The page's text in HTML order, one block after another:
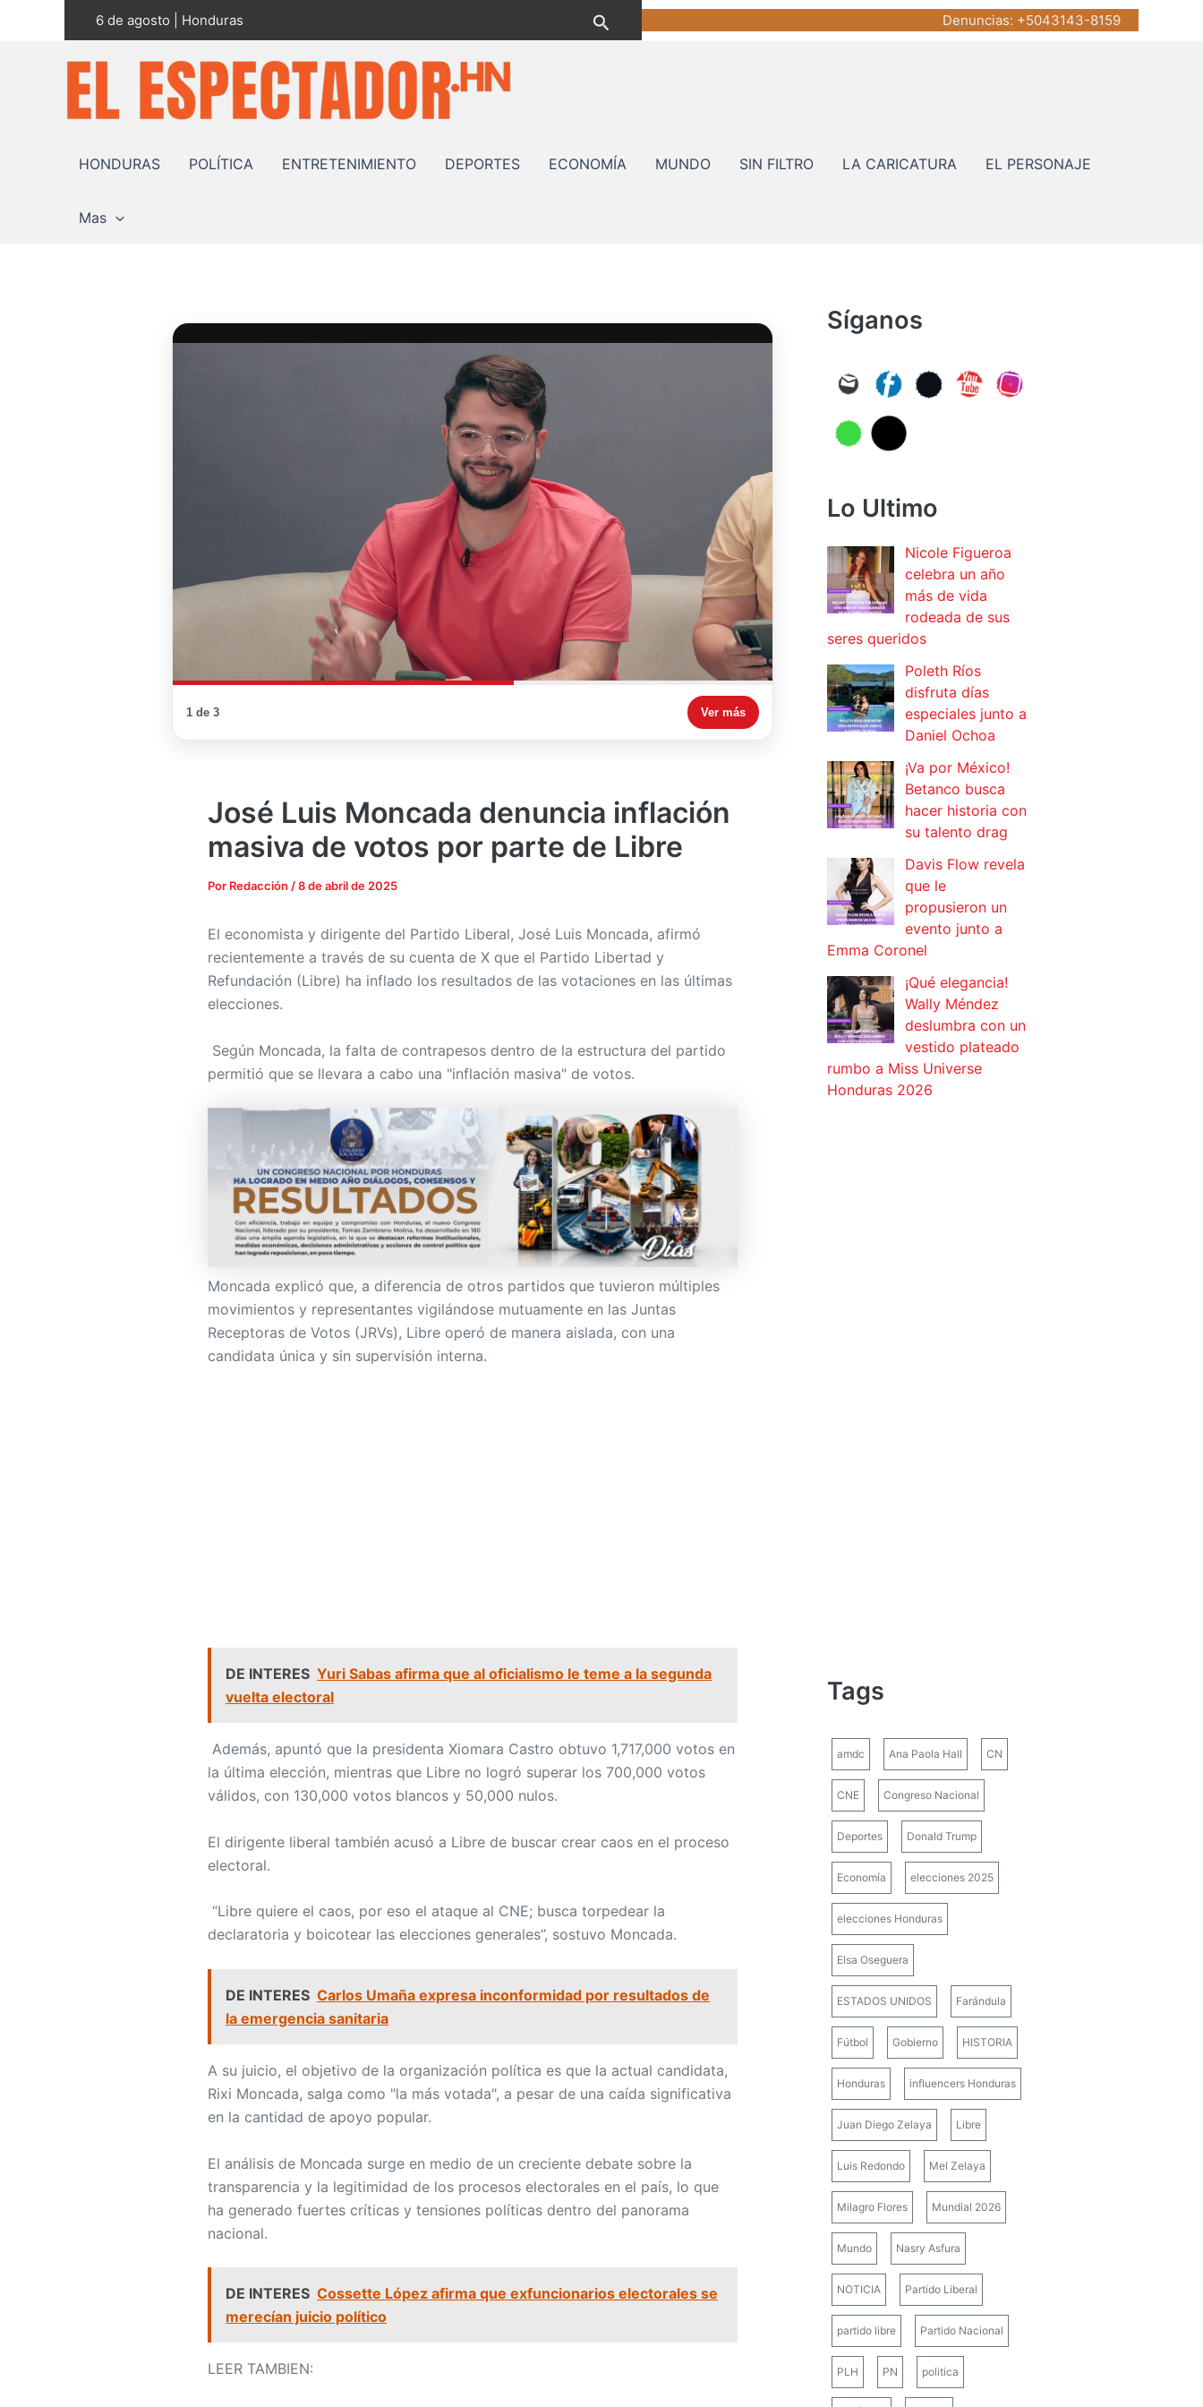
6 de agosto | Honduras Buscar Denuncias: +5043143-8159
HONDURAS POLÍTICA ENTRETENIMIENTO DEPORTES ECONOMÍA MUNDO SIN FILTRO LA CARICATURA EL PERSONAJE
Mas
1 de 3 Ver más
José Luis Moncada denuncia inflación
masiva de votos por parte de Libre
Por Redacción /8 de abril de 2025
El economista y dirigente del Partido Liberal, José Luis Moncada, afirmó
recientemente a través de su cuenta de X que el Partido Libertad y
Refundación (Libre) ha inflado los resultados de las votaciones en las últimas
elecciones.
Según Moncada, la falta de contrapesos dentro de la estructura del partido
permitió que se llevara a cabo una "inflación masiva" de votos.
Moncada explicó que, a diferencia de otros partidos que tuvieron múltiples
movimientos y representantes vigilándose mutuamente en las Juntas
Receptoras de Votos (JRVs), Libre operó de manera aislada, con una
candidata única y sin supervisión interna.
DE INTERES Yuri Sabas afirma que al oficialismo le teme a la segunda
vuelta electoral
Además, apuntó que la presidenta Xiomara Castro obtuvo 1,717,000 votos en
la última elección, mientras que Libre no logró superar los 700,000 votos
válidos, con 130,000 votos blancos y 50,000 nulos.
El dirigente liberal también acusó a Libre de buscar crear caos en el proceso
electoral.
“Libre quiere el caos, por eso el ataque al CNE; busca torpedear la
declaratoria y boicotear las elecciones generales”, sostuvo Moncada.
DE INTERES Carlos Umaña expresa inconformidad por resultados de
la emergencia sanitaria
A su juicio, el objetivo de la organización política es que la actual candidata,
Rixi Moncada, salga como "la más votada", a pesar de una caída significativa
en la cantidad de apoyo popular.
El análisis de Moncada surge en medio de un creciente debate sobre la
transparencia y la legitimidad de los procesos electorales en el país, lo que
ha generado fuertes críticas y tensiones políticas dentro del panorama
nacional.
DE INTERES Cossette López afirma que exfuncionarios electorales se
merecían juicio político
LEER TAMBIEN:
Síganos
Lo Ultimo
Nicole Figueroa
celebra un año
más de vida
rodeada de sus
seres queridos
Poleth Ríos
disfruta días
especiales junto a
Daniel Ochoa
¡Va por México!
Betanco busca
hacer historia con
su talento drag
Davis Flow revela
que le
propusieron un
evento junto a
Emma Coronel
¡Qué elegancia!
Wally Méndez
deslumbra con un
vestido plateado
rumbo a Miss Universe
Honduras 2026
Tags
amdc Ana Paola Hall CN
CNE Congreso Nacional
Deportes Donald Trump
Economía elecciones 2025
elecciones Honduras
Elsa Oseguera
ESTADOS UNIDOS Farándula
Fútbol Gobierno HISTORIA
Honduras influencers Honduras
Juan Diego Zelaya Libre
Luis Redondo Mel Zelaya
Milagro Flores Mundial 2026
Mundo Nasry Asfura
NOTICIA Partido Liberal
partido libre Partido Nacional
PLH PN politica